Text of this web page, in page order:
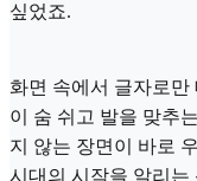
싶었죠.
화면 속에서 글자로
이 숨 쉬고 발을 맞추
지 않는 장면이 바로
시대의 시작을 알리는